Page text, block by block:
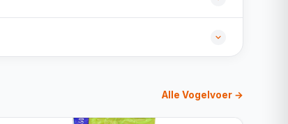
Alle Vogelvoer →